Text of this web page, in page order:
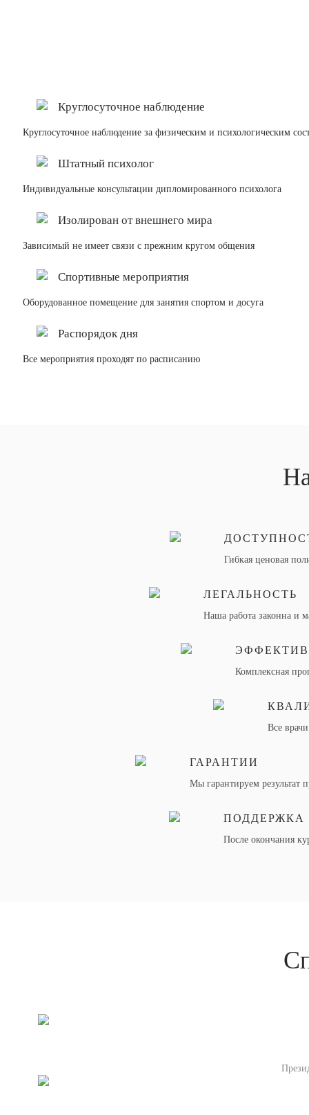
Круглосуточное наблюдение
Круглосуточное наблюдение за физическим и психологическим
Штатный психолог
Индивидуальные консультации дипломированного психолога
Изолирован от внешнего мира
Зависимый не имеет связи с прежним кругом общения
Спортивные мероприятия
Оборудованное помещение для занятия спортом и досуга
Распорядок дня
Все мероприятия проходят по расписанию
Гибкая ценовая
ЛЕГАЛЬНОСТЬ
Наша работа законна и
Комплексная
Все
ГАРАНТИИ
Мы гарантируем результат
ПОДДЕРЖКА
После окончания